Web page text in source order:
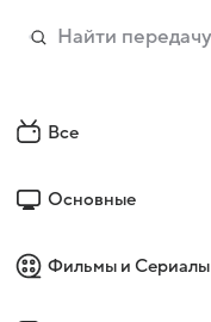
Все
Основные
Фильмы и Сериалы